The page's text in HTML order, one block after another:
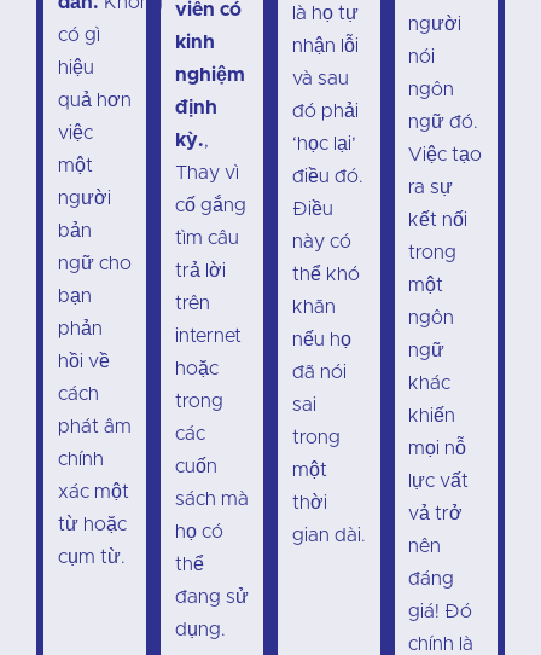
có gì
hiệu
quả hơn
việc
một
người
bản
ngữ cho
bạn
phản
hồi về
cách
phát âm
chính
xác một
từ hoặc
cụm từ.
viên có
kinh
nghiệm
định
kỳ.,
Thay vì
cố gắng
tìm câu
trả lời
trên
internet
hoặc
trong
các
cuốn
sách mà
họ có
thể
đang sử
dụng.
là họ tự
nhận lỗi
và sau
đó phải
‘học lại’
điều đó.
Điều
này có
thể khó
khăn
nếu họ
đã nói
sai
trong
một
thời
gian dài.
người
nói
ngôn
ngữ đó.
Việc tạo
ra sự
kết nối
trong
một
ngôn
ngữ
khác
khiến
mọi nỗ
lực vất
vả trở
nên
đáng
giá! Đó
chính là